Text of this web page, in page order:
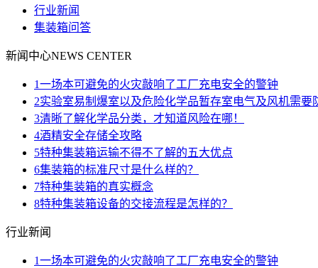
行业新闻
集装箱问答
新闻中心NEWS CENTER
1一场本可避免的火灾敲响了工厂充电安全的警钟
2实验室易制爆室以及危险化学品暂存室电气及风机需要
3清晰了解化学品分类，才知道风险在哪！
4酒精安全存储全攻略
5特种集装箱运输不得不了解的五大优点
6集装箱的标准尺寸是什么样的？
7特种集装箱的真实概念
8特种集装箱设备的交接流程是怎样的？
行业新闻
1一场本可避免的火灾敲响了工厂充电安全的警钟